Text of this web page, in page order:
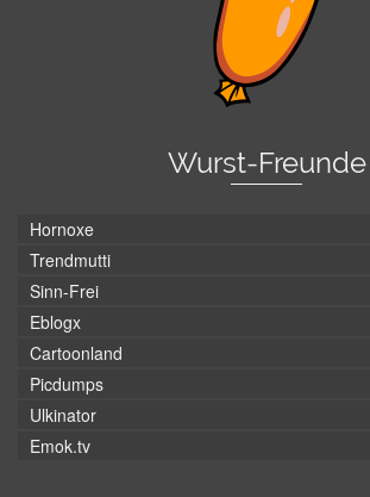
Wurst-Freunde
Hornoxe
Trendmutti
Sinn-Frei
Eblogx
Cartoonland
Picdumps
Ulkinator
Emok.tv